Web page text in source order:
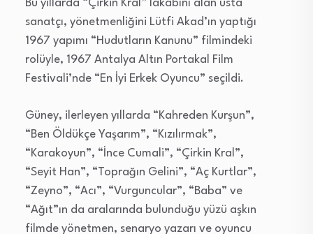
Bu yıllarda “Çirkin Kral” lakabını alan usta
sanatçı, yönetmenliğini Lütfi Akad’ın yaptığı
1967 yapımı “Hudutların Kanunu” filmindeki
rolüyle, 1967 Antalya Altın Portakal Film
Festivali’nde “En İyi Erkek Oyuncu” seçildi.
Güney, ilerleyen yıllarda “Kahreden Kurşun”,
“Ben Öldükçe Yaşarım”, “Kızılırmak”,
“Karakoyun”, “İnce Cumali”, “Çirkin Kral”,
“Seyit Han”, “Toprağın Gelini”, “Aç Kurtlar”,
“Zeyno”, “Acı”, “Vurguncular”, “Baba” ve
“Ağıt”ın da aralarında bulunduğu yüzü aşkın
filmde yönetmen, senaryo yazarı ve oyuncu